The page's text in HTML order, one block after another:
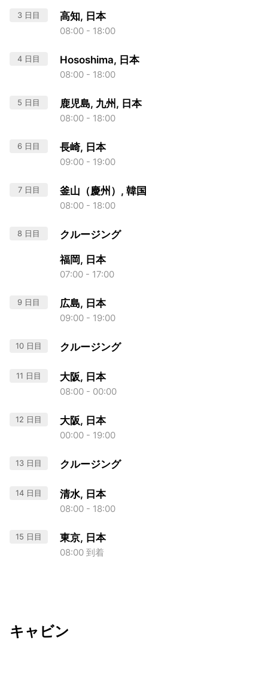
3 日目 高知, 日本
08:00 - 18:00
4 日目 Hososhima, 日本
08:00 - 18:00
5 日目 鹿児島, 九州, 日本
08:00 - 18:00
6 日目 長崎, 日本
09:00 - 19:00
7 日目 釜山（慶州）, 韓国
08:00 - 18:00
8 日目 クルージング
福岡, 日本
07:00 - 17:00
9 日目 広島, 日本
09:00 - 19:00
10 日目 クルージング
11 日目 大阪, 日本
08:00 - 00:00
12 日目 大阪, 日本
00:00 - 19:00
13 日目 クルージング
14 日目 清水, 日本
08:00 - 18:00
15 日目 東京, 日本
08:00 到着
キャビン